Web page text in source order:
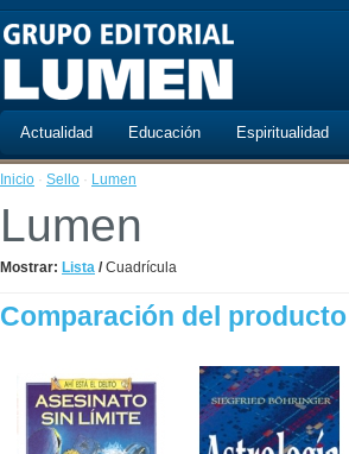
Actualidad Educación Espiritualidad
Inicio · Sello · Lumen
Lumen
Mostrar: Lista /Cuadrícula
Comparación del